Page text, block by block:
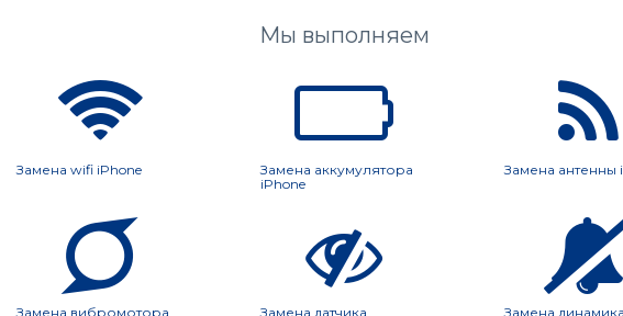
Мы выполняем
Замена wifi iPhone
Замена аккумулятора
iPhone
Замена антенны
Замена вибромотора
Замена датчика
Замена динамика